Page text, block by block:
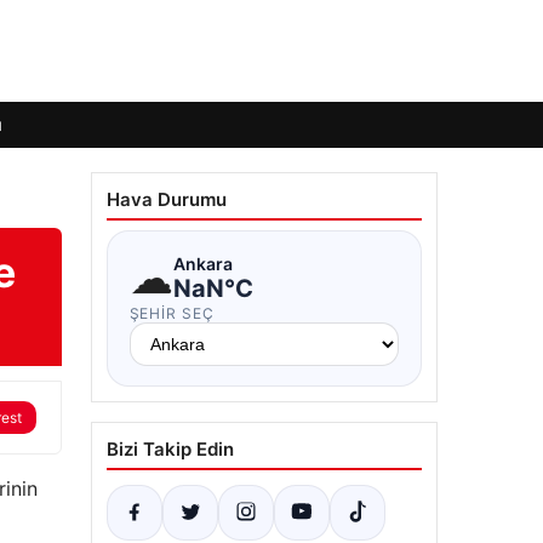
Hava Durumu
☁Ankara
NaN°C
ŞEHIR SEÇ
Bizi Takip Edin